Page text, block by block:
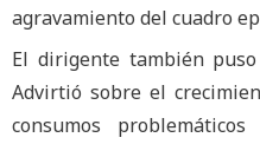
agravamiento del cuadro
El dirigente también
Advirtió sobre el
consumos